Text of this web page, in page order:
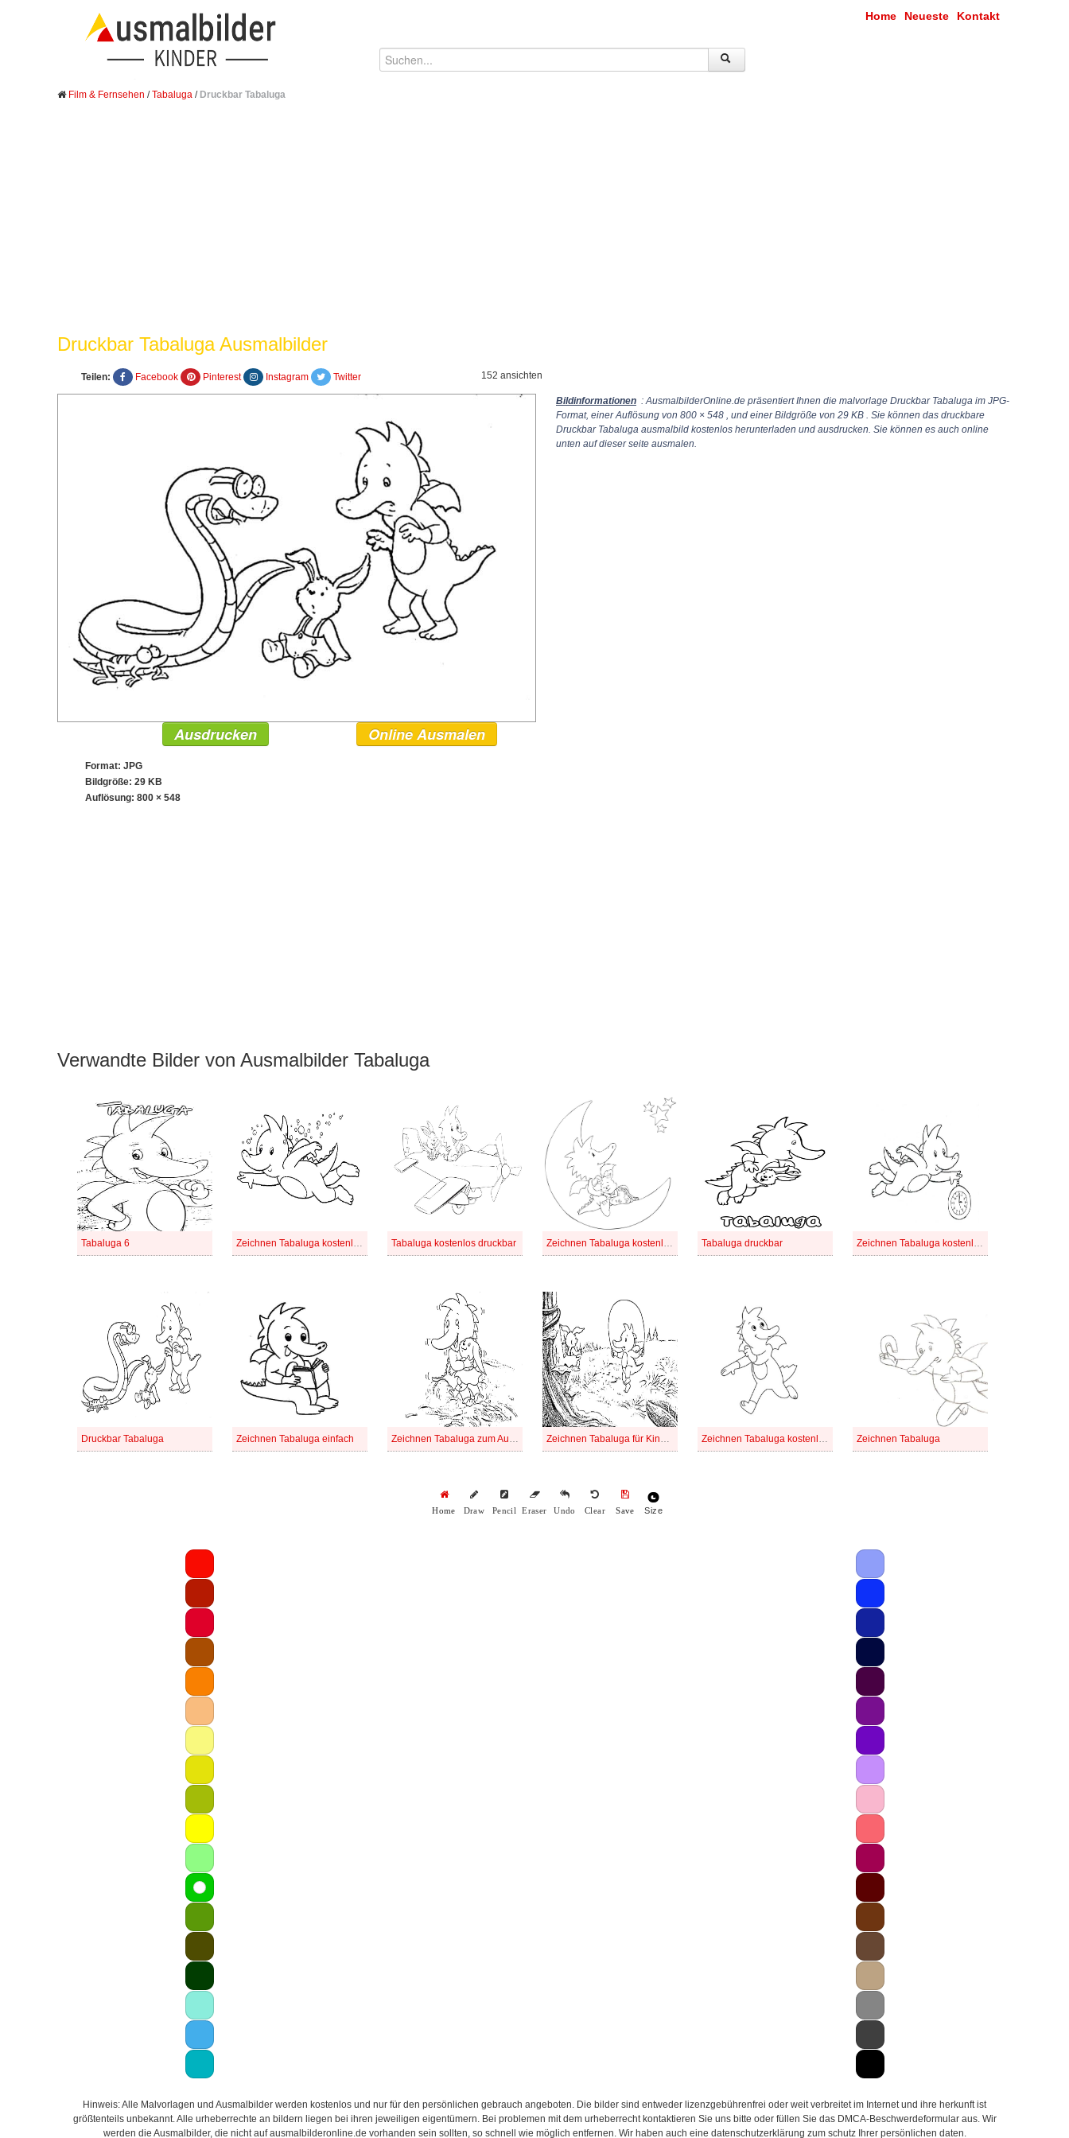
Home Neueste Kontakt
Film & Fernsehen /Tabaluga / Druckbar Tabaluga
Druckbar Tabaluga Ausmalbilder
Teilen: Facebook Pinterest Instagram Twitter 152 ansichten
Bildinformationen : AusmalbilderOnline.de präsentiert Ihnen die malvorlage Druckbar Tabaluga im JPG-
Format, einer Auflösung von 800 × 548 , und einer Bildgröße von 29 KB . Sie können das druckbare
Druckbar Tabaluga ausmalbild kostenlos herunterladen und ausdrucken. Sie können es auch online
unten auf dieser seite ausmalen.
Ausdrucken Online Ausmalen
Format: JPG
Bildgröße: 29 KB
Auflösung: 800 × 548
Verwandte Bilder von Ausmalbilder Tabaluga
Tabaluga 6 Zeichnen Tabaluga kostenlos druckbar Tabaluga kostenlos druckbar Zeichnen Tabaluga kostenlos für Kinder Tabaluga druckbar Zeichnen Tabaluga kostenlose Basis
Druckbar Tabaluga Zeichnen Tabaluga einfach Zeichnen Tabaluga zum Ausdrucken Zeichnen Tabaluga für Kinder Zeichnen Tabaluga kostenlose Niedlich Zeichnen Tabaluga
Home Draw Pencil Eraser Undo Clear Save Size
Hinweis: Alle Malvorlagen und Ausmalbilder werden kostenlos und nur für den persönlichen gebrauch angeboten. Die bilder sind entweder lizenzgebührenfrei oder weit verbreitet im Internet und ihre herkunft ist
größtenteils unbekannt. Alle urheberrechte an bildern liegen bei ihren jeweiligen eigentümern. Bei problemen mit dem urheberrecht kontaktieren Sie uns bitte oder füllen Sie das DMCA-Beschwerdeformular aus. Wir
werden die Ausmalbilder, die nicht auf ausmalbilderonline.de vorhanden sein sollten, so schnell wie möglich entfernen. Wir haben auch eine datenschutzerklärung zum schutz Ihrer persönlichen daten.